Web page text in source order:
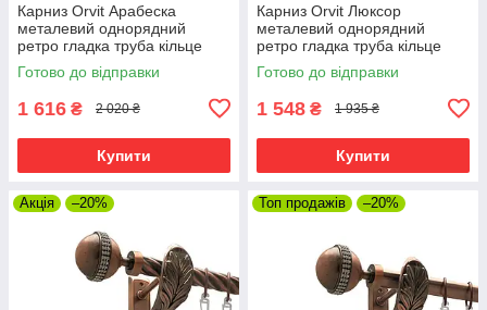
Карниз Orvit Арабеска
металевий однорядний
ретро гладка труба кільце
металеве Мідь 25 мм 300 см
(00-00016267)
Готово до відправки
1 616 ₴ 2 020 ₴
Купити
Карниз Orvit Люксор
металевий однорядний
ретро гладка труба кільце
металеве Мідь 25 мм 300 см
(00-00016309)
Готово до відправки
1 548 ₴ 1 935 ₴
Купити
Акція –20% Топ продажів –20%